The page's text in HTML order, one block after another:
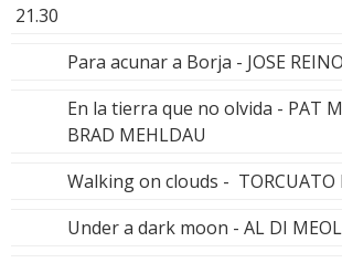
21.30
Para acunar a Borja - JOSE
En la tierra que no olvida - PAT
BRAD MEHLDAU
Walking on clouds - TORCUATO
Under a dark moon - AL DI